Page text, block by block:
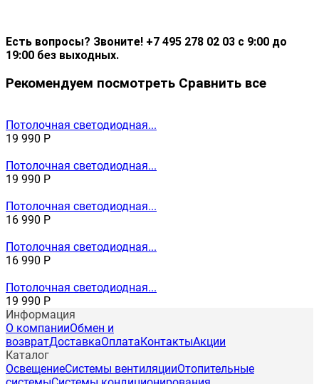
Есть вопросы? Звоните! +7 495 278 02 03 с 9:00 до
19:00 без выходных.
Рекомендуем посмотреть Сравнить все
Потолочная светодиодная...
19 990 Р
Потолочная светодиодная...
19 990 Р
Потолочная светодиодная...
16 990 Р
Потолочная светодиодная...
16 990 Р
Потолочная светодиодная...
19 990 Р
Информация
О компанииОбмен и
возвратДоставкаОплатаКонтактыАкции
Каталог
ОсвещениеСистемы вентиляцииОтопительные